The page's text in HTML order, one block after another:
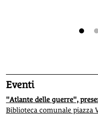
Eventi
"Atlante delle guerre",
Biblioteca comunale piazza